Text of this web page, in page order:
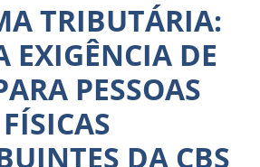
TRIBUTÁRIA:
EXIGÊNCIA DE
PESSOAS
FÍSICAS
DA CBS